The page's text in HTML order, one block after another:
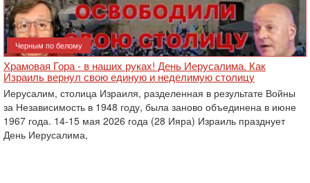
Черным по белому
Храмовая Гора - в наших руках! День Иерусалима. Как
Израиль вернул свою единую и неделимую столицу
Иерусалим, столица Израиля, разделенная в результате Войны
за Независимость в 1948 году, была заново объединена в июне
1967 года. 14-15 мая 2026 года (28 Ияра) Израиль празднует
День Иерусалима,